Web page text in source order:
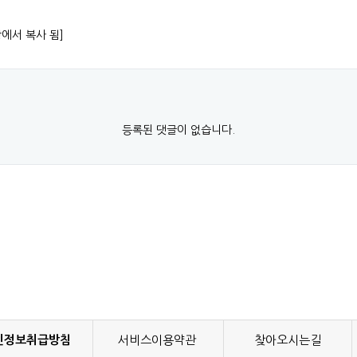
서 복사 됨]
등록된 댓글이 없습니다.
정보취급방침 서비스이용약관 찾아오시는길